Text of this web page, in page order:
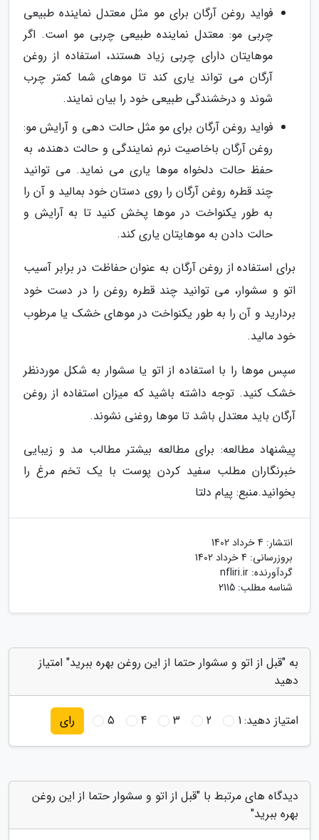
فواید روغن آرگان برای مو مثل معتدل نماینده طبیعی
چربی مو: معتدل نماینده طبیعی چربی مو است. اگر
موهایتان دارای چربی زیاد هستند، استفاده از روغن
آرگان می تواند یاری کند تا موهای شما کمتر چرب
شوند و درخشندگی طبیعی خود را بیان نمایند.
فواید روغن آرگان برای مو مثل حالت دهی و آرایش مو:
روغن آرگان باخاصیت نرم نمایندگی و حالت دهنده، به
حفظ حالت دلخواه موها یاری می نماید. می توانید
چند قطره روغن آرگان را روی دستان خود بمالید و آن را
به طور یکنواخت در موها پخش کنید تا به آرایش و
حالت دادن به موهایتان یاری کند.
برای استفاده از روغن آرگان به عنوان حفاظت در برابر آسیب
اتو و سشوار، می توانید چند قطره روغن را در دست خود
بردارید و آن را به طور یکنواخت در موهای خشک یا مرطوب
خود مالید.
سپس موها را با استفاده از اتو یا سشوار به شکل موردنظر
خشک کنید. توجه داشته باشید که میزان استفاده از روغن
آرگان باید معتدل باشد تا موها روغنی نشوند.
پیشنهاد مطالعه: برای مطالعه بیشتر مطالب مد و زیبایی
خبرنگاران مطلب سفید کردن پوست با یک تخم مرغ را
بخوانید.منبع: پیام دلتا
انتشار: 4 خرداد 1402
بروزرسانی: 4 خرداد 1402
گردآورنده: nfliri.ir
شناسه مطلب: 2115
به "قبل از اتو و سشوار حتما از این روغن بهره ببرید" امتیاز
دهید
امتیاز دهید:1
2
3
4
5 رای
دیدگاه های مرتبط با "قبل از اتو و سشوار حتما از این روغن
بهره ببرید"